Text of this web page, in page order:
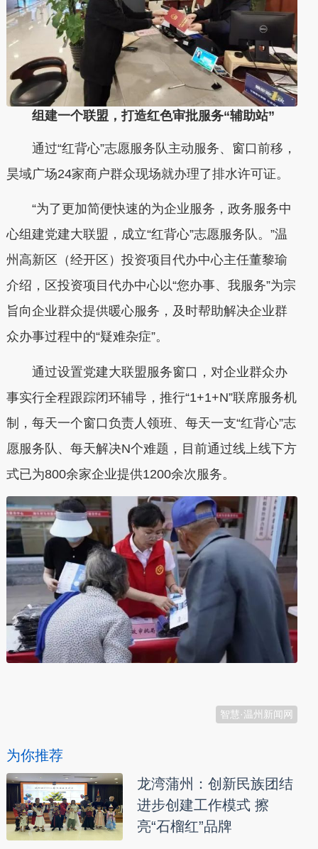
组建一个联盟，打造红色审批服务“辅助站”
通过“红背心”志愿服务队主动服务、窗口前移，
昊域广场24家商户群众现场就办理了排水许可证。
“为了更加简便快速的为企业服务，政务服务中
心组建党建大联盟，成立“红背心”志愿服务队。”温
州高新区（经开区）投资项目代办中心主任董黎瑜
介绍，区投资项目代办中心以“您办事、我服务”为宗
旨向企业群众提供暖心服务，及时帮助解决企业群
众办事过程中的“疑难杂症”。
通过设置党建大联盟服务窗口，对企业群众办
事实行全程跟踪闭环辅导，推行“1+1+N”联席服务机
制，每天一个窗口负责人领班、每天一支“红背心”志
愿服务队、每天解决N个难题，目前通过线上线下方
式已为800余家企业提供1200余次服务。
智慧·温州新闻网
为你推荐
龙湾蒲州：创新民族团结
进步创建工作模式 擦
亮“石榴红”品牌